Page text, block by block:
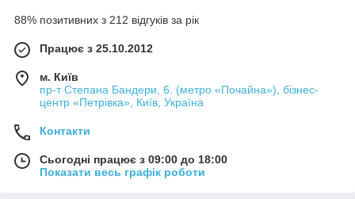
88% позитивних з 212 відгуків за рік
Працює з 25.10.2012
м. Київ
пр-т Степана Бандери, 6. (метро «Почайна»), бізнес-
центр «Петрівка», Київ, Україна
Контакти
Сьогодні працює з 09:00 до 18:00
Показати весь графік роботи